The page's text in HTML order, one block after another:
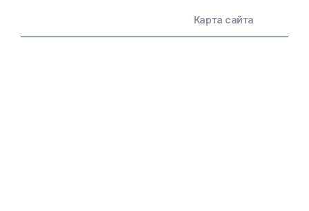
Карта сайта